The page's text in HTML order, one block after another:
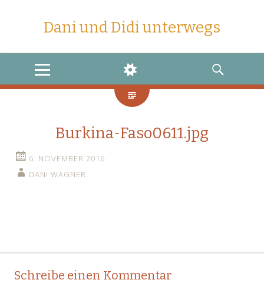
Dani und Didi unterwegs
MENU
WIDGETS
SEARCH
Burkina-Faso0611.jpg
6. NOVEMBER 2016
DANI WAGNER
Post
Schreibe einen Kommentar